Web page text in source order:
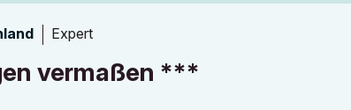
Expert
vermaßen ***